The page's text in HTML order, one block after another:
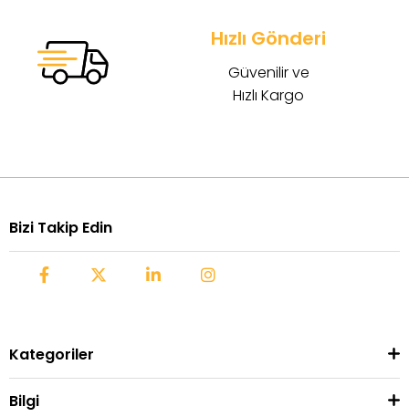
Hızlı Gönderi
Güvenilir ve
Hızlı Kargo
Bizi Takip Edin
Kategoriler
Bilgi